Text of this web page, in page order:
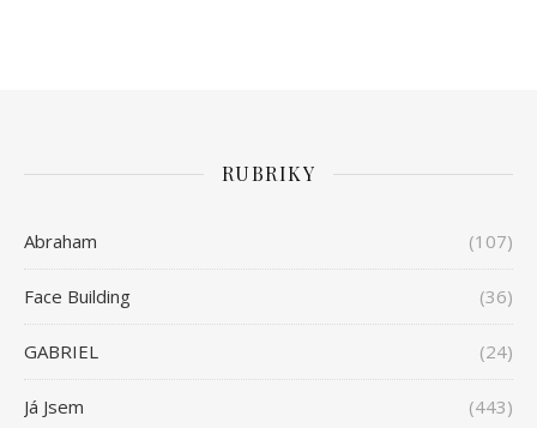
RUBRIKY
Abraham (107)
Face Building (36)
GABRIEL (24)
Já Jsem (443)